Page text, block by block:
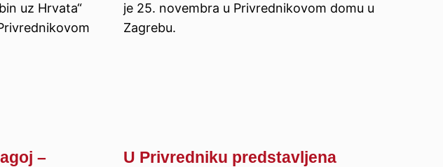
uz Hrvata“
je 25. novembra u Privrednikovom domu u
Zagrebu.
–
U Privredniku predstavljena